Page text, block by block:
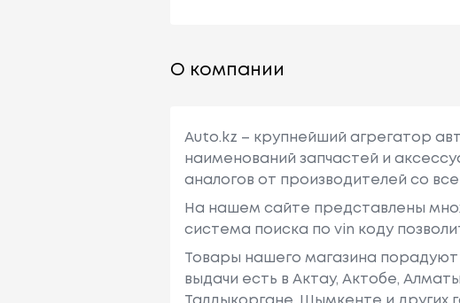
О компании
Auto.kz – крупнейший агрегатор
наименований запчастей и
аналогов от производителей со
На нашем сайте представлены
система поиска по vin коду
Товары нашего магазина
выдачи есть в Актау, Актобе,